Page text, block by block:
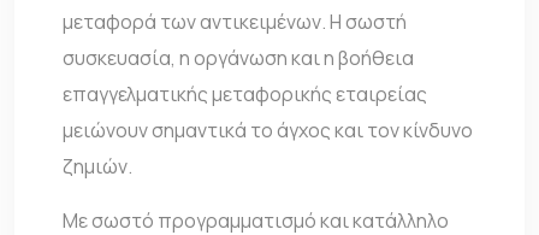
μεταφορά των αντικειμένων. Η σωστή
συσκευασία, η οργάνωση και η βοήθεια
επαγγελματικής μεταφορικής εταιρείας
μειώνουν σημαντικά το άγχος και τον κίνδυνο
ζημιών.
Με σωστό προγραμματισμό και κατάλληλο